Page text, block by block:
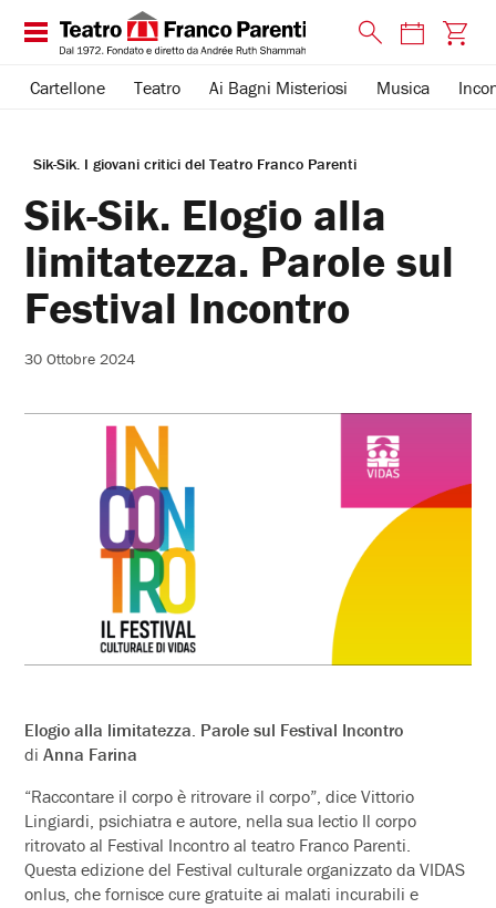
Cartellone Teatro Ai Bagni Misteriosi Musica
Sik-Sik. I giovani critici del Teatro Franco Parenti
Sik-Sik. Elogio alla
limitatezza. Parole sul
Festival Incontro
30 Ottobre 2024
Elogio alla limitatezza. Parole sul Festival Incontro
diAnna Farina
“Raccontare il corpo è ritrovare il corpo”, dice Vittorio
Lingiardi, psichiatra e autore, nella sua lectio Il corpo
ritrovato al Festival Incontro al teatro Franco Parenti.
Questa edizione del Festival culturale organizzato da VIDAS
onlus, che fornisce cure gratuite ai malati incurabili e